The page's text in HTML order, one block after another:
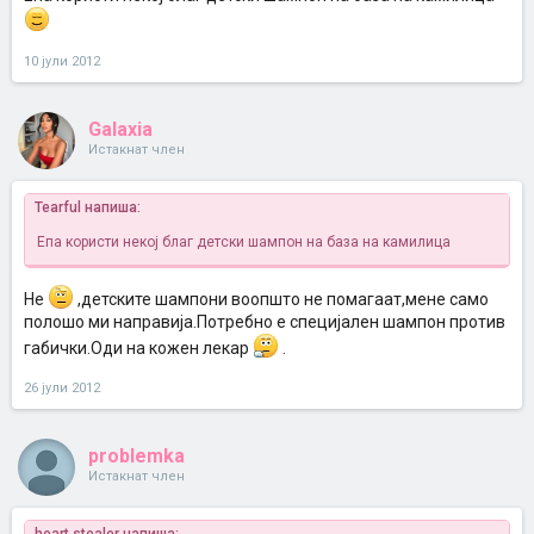
10 јули 2012
Galaxia
Истакнат член
Tearful напиша:
Епа користи некој благ детски шампон на база на камилица
Не
,детските шампони воопшто не помагаат,мене само
полошо ми направија.Потребно е специјален шампон против
габички.Оди на кожен лекар
26 јули 2012
problemka
Истакнат член